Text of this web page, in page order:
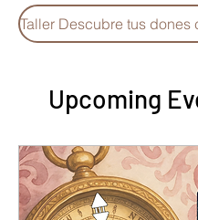
Upcoming